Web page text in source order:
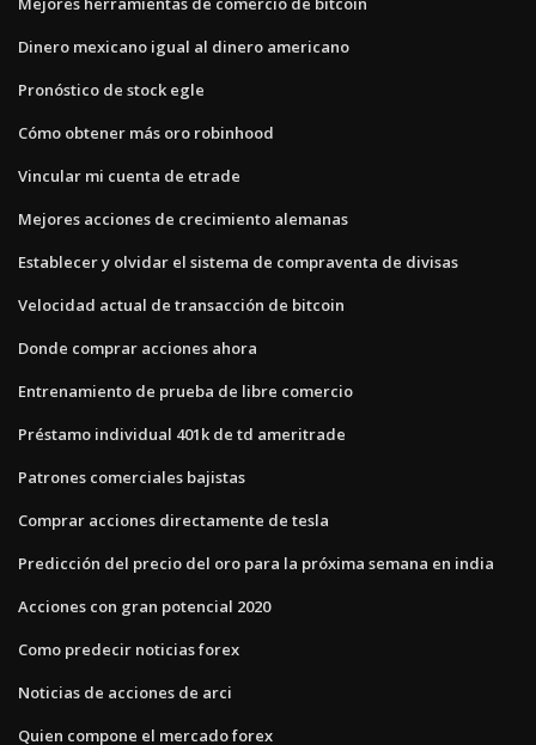
Dinero mexicano igual al dinero americano
Pronóstico de stock egle
Cómo obtener más oro robinhood
Vincular mi cuenta de etrade
Mejores acciones de crecimiento alemanas
Establecer y olvidar el sistema de compraventa de divisas
Velocidad actual de transacción de bitcoin
Donde comprar acciones ahora
Entrenamiento de prueba de libre comercio
Préstamo individual 401k de td ameritrade
Patrones comerciales bajistas
Comprar acciones directamente de tesla
Predicción del precio del oro para la próxima semana en india
Acciones con gran potencial 2020
Como predecir noticias forex
Noticias de acciones de arci
Quien compone el mercado forex